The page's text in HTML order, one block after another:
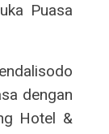
Puasa
dengan
Hotel &